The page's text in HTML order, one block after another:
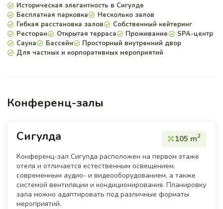
Историческая элегантность в Сигулде
Бесплатная парковка
Несколько залов
Гибкая расстановка залов
Собственный кейтеринг
Ресторан
Открытая терраса Проживание
SPA-центр
Сауна
Бассейн
Просторный внутренний двор
Для частных и корпоративных мероприятий
Конференц-залы
Сигулда 105 m2
Конференц-зал Сигулда расположен на первом этаже
отеля и отличается естественным освещением,
современным аудио- и видеооборудованием, а также
системой вентиляции и кондиционирования. Планировку
зала можно адаптировать под различные форматы
мероприятий.